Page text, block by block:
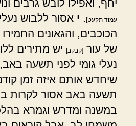
יחף, ואפילו לובש גרבים
עמוד תקעט] י אסור ללבוש
הכוכבים, והגאונים
של עור [קבקב] יש מתירים
נעלי גומי לפני תשעה
שיחדש אותם איזה זמן
תשעה באב אסור לקרות
במשנה ומדרש וגמרא